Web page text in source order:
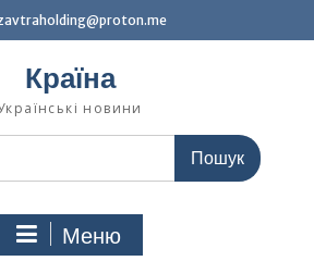
Країна
новини
Меню